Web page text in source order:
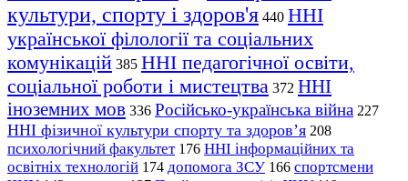
культури, спорту і здоров'я 440 ННІ
української філології та соціальних
комунікацій 385 ННІ педагогічної освіти,
соціальної роботи і мистецтва 372 ННІ
іноземних мов 336 Російсько-українська війна 227
ННІ фізичної культури спорту та здоров’я 208
психологічний факультет 176 ННІ інформаційних та
освітніх технологій 174 допомога ЗСУ 166 спортсмени